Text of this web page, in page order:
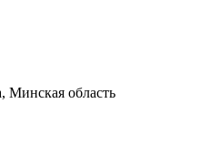
Минская область